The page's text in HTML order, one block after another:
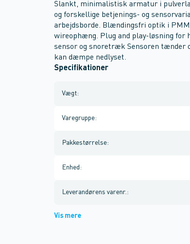
Slankt, minimalistisk armatur i
og forskellige betjenings- og
arbejdsborde. Blændingsfri optik i
wireophæng. Plug and play-løsning for
sensor og snoretræk Sensoren tænder
kan dæmpe nedlyset.
Specifikationer
Vægt:
Varegruppe:
Pakkestørrelse:
Enhed :
Leverandørens varenr. :
Vis mere